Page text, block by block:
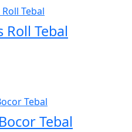
Roll Tebal
Tebal